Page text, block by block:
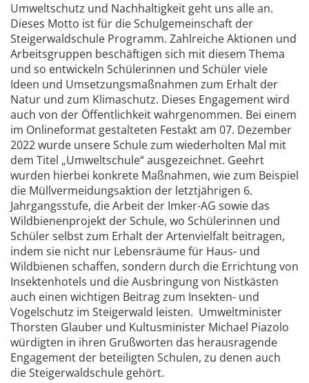
Umweltschutz und Nachhaltigkeit geht uns alle an.
Dieses Motto ist für die Schulgemeinschaft der
Steigerwaldschule Programm. Zahlreiche Aktionen und
Arbeitsgruppen beschäftigen sich mit diesem Thema
und so entwickeln Schülerinnen und Schüler viele
Ideen und Umsetzungsmaßnahmen zum Erhalt der
Natur und zum Klimaschutz. Dieses Engagement wird
auch von der Öffentlichkeit wahrgenommen. Bei einem
im Onlineformat gestalteten Festakt am 07. Dezember
2022 wurde unsere Schule zum wiederholten Mal mit
dem Titel „Umweltschule“ ausgezeichnet. Geehrt
wurden hierbei konkrete Maßnahmen, wie zum Beispiel
die Müllvermeidungsaktion der letztjährigen 6.
Jahrgangsstufe, die Arbeit der Imker-AG sowie das
Wildbienenprojekt der Schule, wo Schülerinnen und
Schüler selbst zum Erhalt der Artenvielfalt beitragen,
indem sie nicht nur Lebensräume für Haus- und
Wildbienen schaffen, sondern durch die Errichtung von
Insektenhotels und die Ausbringung von Nistkästen
auch einen wichtigen Beitrag zum Insekten- und
Vogelschutz im Steigerwald leisten. Umweltminister
Thorsten Glauber und Kultusminister Michael Piazolo
würdigten in ihren Grußworten das herausragende
Engagement der beteiligten Schulen, zu denen auch
die Steigerwaldschule gehört.